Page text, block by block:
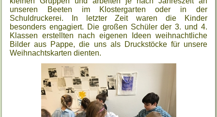
unseren Beeten im Klostergarten oder in der
Schuldruckerei. In letzter Zeit waren die Kinder
besonders engagiert. Die großen Schüler der 3. und 4.
Klassen erstellten nach eigenen Ideen weihnachtliche
Bilder aus Pappe, die uns als Druckstöcke für unsere
Weihnachtskarten dienten.